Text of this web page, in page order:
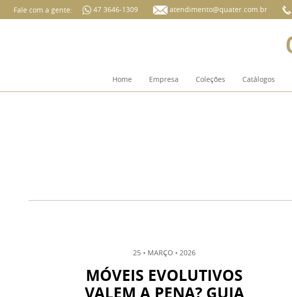
Fale com a gente: 47 3646-1309 atendimento@quater.com.br
Home Empresa Coleções Catálogos
25 • MARÇO • 2026
MÓVEIS EVOLUTIVOS
VALEM A PENA? GUIA